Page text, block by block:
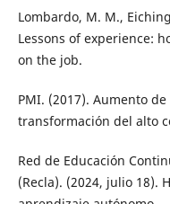
Lombardo, M. M.,
Lessons of experience:
on the job.
PMI. (2017). Aumento
transformación del alto
Red de Educación
(Recla). (2024, julio 18).